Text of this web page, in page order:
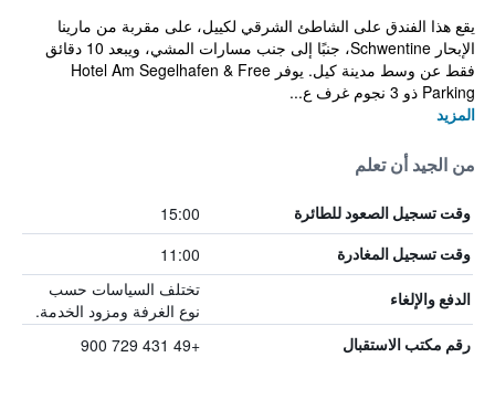
يقع هذا الفندق على الشاطئ الشرقي لكييل، على مقربة من مارينا
الإبحار Schwentine، جنبًا إلى جنب مسارات المشي، ويبعد 10 دقائق
فقط عن وسط مدينة كيل. يوفر Hotel Am Segelhafen & Free
Parking ذو 3 نجوم غرف ع...
المزيد
من الجيد أن تعلم
وقت تسجيل الصعود للطائرة 15:00
وقت تسجيل المغادرة 11:00
الدفع والإلغاء
تختلف السياسات حسب
نوع الغرفة ومزود الخدمة.
رقم مكتب الاستقبال +49 431 729 900